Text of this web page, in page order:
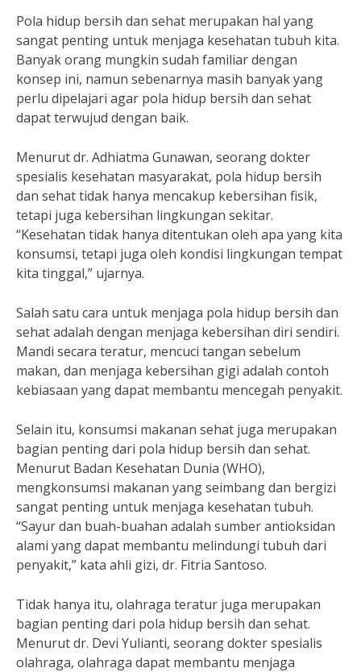
Pola hidup bersih dan sehat merupakan hal yang
sangat penting untuk menjaga kesehatan tubuh kita.
Banyak orang mungkin sudah familiar dengan
konsep ini, namun sebenarnya masih banyak yang
perlu dipelajari agar pola hidup bersih dan sehat
dapat terwujud dengan baik.
Menurut dr. Adhiatma Gunawan, seorang dokter
spesialis kesehatan masyarakat, pola hidup bersih
dan sehat tidak hanya mencakup kebersihan fisik,
tetapi juga kebersihan lingkungan sekitar.
“Kesehatan tidak hanya ditentukan oleh apa yang kita
konsumsi, tetapi juga oleh kondisi lingkungan tempat
kita tinggal,” ujarnya.
Salah satu cara untuk menjaga pola hidup bersih dan
sehat adalah dengan menjaga kebersihan diri sendiri.
Mandi secara teratur, mencuci tangan sebelum
makan, dan menjaga kebersihan gigi adalah contoh
kebiasaan yang dapat membantu mencegah penyakit.
Selain itu, konsumsi makanan sehat juga merupakan
bagian penting dari pola hidup bersih dan sehat.
Menurut Badan Kesehatan Dunia (WHO),
mengkonsumsi makanan yang seimbang dan bergizi
sangat penting untuk menjaga kesehatan tubuh.
“Sayur dan buah-buahan adalah sumber antioksidan
alami yang dapat membantu melindungi tubuh dari
penyakit,” kata ahli gizi, dr. Fitria Santoso.
Tidak hanya itu, olahraga teratur juga merupakan
bagian penting dari pola hidup bersih dan sehat.
Menurut dr. Devi Yulianti, seorang dokter spesialis
olahraga, olahraga dapat membantu menjaga